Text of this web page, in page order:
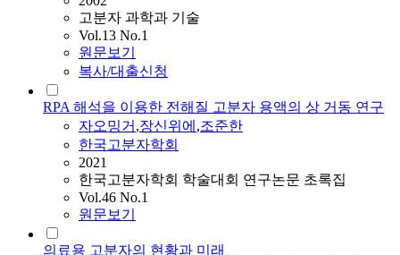
고분자 과학과 기술
Vol.13 No.1
원문보기
복사/대출신청
RPA 해석을 이용한 전해질 고분자 용액의 상 거동 연구
자오밍거 ,장신위에 ,조준한
한국고분자학회
2021
한국고분자학회 학술대회 연구논문 초록집
Vol.46 No.1
원문보기
의료용 고분자의 현황과 미래